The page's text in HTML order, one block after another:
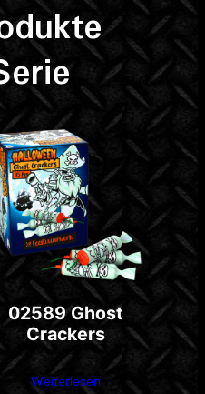
02589 Ghost
Crackers
Weiterlesen